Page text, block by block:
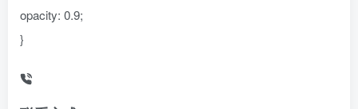
opacity: 0.9;
}